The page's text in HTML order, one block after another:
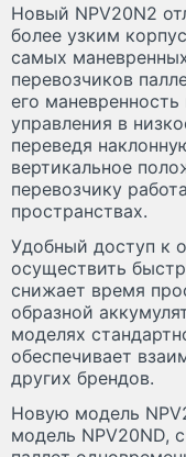
Новый NPV20N2
более узким
самых
перевозчиков
его
управления в
переведя
вертикальное
перевозчику
пространствах.
Удобный доступ к
осуществить
снижает время
образной
моделях
обеспечивает
других брендов.
Новую модель
модель NPV20ND,